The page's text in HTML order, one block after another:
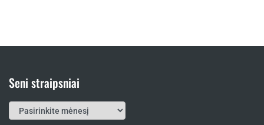
Seni straipsniai
Seni
straipsniai